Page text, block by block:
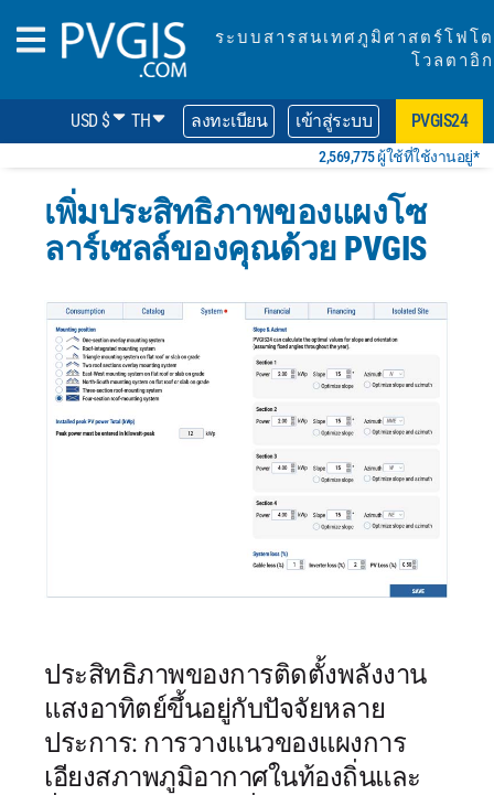
ระบบสารสนเทศภูมิศาสตร์โฟโต
โวลตาอิก
USD $ TH ลงทะเบียน เข้าสู่ระบบ PVGIS24
2,569,775 ผู้ใช้ที่ใช้งานอยู่*
เพิ่มประสิทธิภาพของแผงโซ
ลาร์เซลล์ของคุณด้วย PVGIS
ประสิทธิภาพของการติดตั้งพลังงาน
แสงอาทิตย์ขึ้นอยู่กับปัจจัยหลาย
ประการ: การวางแนวของแผงการ
เอียงสภาพภูมิอากาศในท้องถิ่นและ